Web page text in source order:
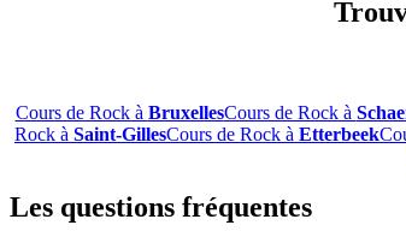
Cours de Rock à BruxellesCours de Rock à
Rock à Saint-GillesCours de Rock à Etterbeek
Les questions fréquentes